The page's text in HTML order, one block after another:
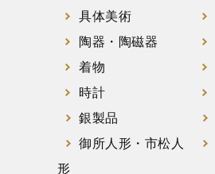
具体美術
陶器・陶磁器
着物
時計
銀製品
御所人形・市松人
形